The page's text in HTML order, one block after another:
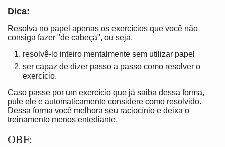
Dica:
Resolva no papel apenas os exercícios que você não
consiga fazer "de cabeça", ou seja,
resolvê-lo inteiro mentalmente sem utilizar papel
ser capaz de dizer passo a passo como resolver o
exercício.
Caso passe por um exercício que já saiba dessa forma,
pule ele e automaticamente considere como resolvido.
Dessa forma você melhora seu raciocínio e deixa o
treinamento menos entediante.
OBF: